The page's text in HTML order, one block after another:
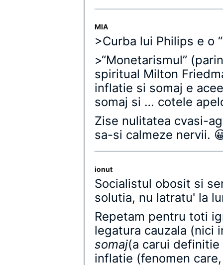
MIA
>Curba lui Philips e o
>“Monetarismul”
spiritual Milton
inflatie si somaj e
somaj si … cotele
Zise nulitatea cvasi-
sa-si calmeze nervii.
ionut
Socialistul obosit si
solutia, nu latratu' la
Repetam pentru toti
legatura cauzala (nici
somaj(a carui
inflatie (fenomen